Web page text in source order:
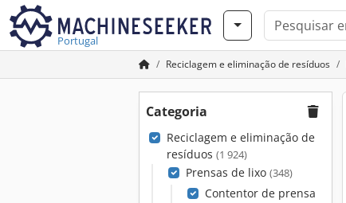
Portugal
Reciclagem e eliminação de resíduos
Categoria
Reciclagem e eliminação de
resíduos (1 924)
Prensas de lixo (348)
Contentor de prensa